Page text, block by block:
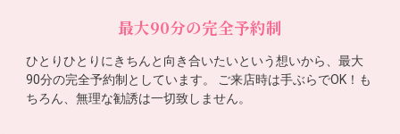
最大90分の完全予約制
ひとりひとりにきちんと向き合いたいという想いから、最大
90分の完全予約制としています。 ご来店時は手ぶらでOK！も
ちろん、無理な勧誘は一切致しません。